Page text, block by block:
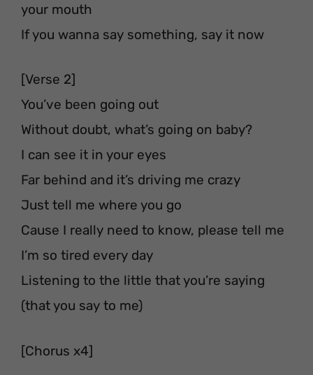
your mouth
If you wanna say something, say it now
[Verse 2]
You’ve been going out
Without doubt, what’s going on baby?
I can see it in your eyes
Far behind and it’s driving me crazy
Just tell me where you go
Cause I really need to know, please tell me
I’m so tired every day
Listening to the little that you’re saying
(that you say to me)
[Chorus x4]